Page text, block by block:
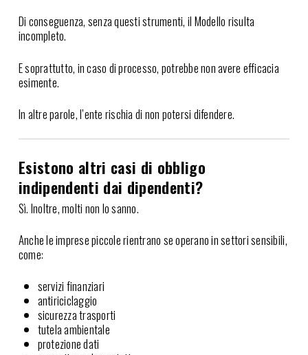
Di conseguenza, senza questi strumenti, il Modello risulta
incompleto.
E soprattutto, in caso di processo, potrebbe non avere efficacia
esimente.
In altre parole, l’ente rischia di non potersi difendere.
Esistono altri casi di obbligo
indipendenti dai dipendenti?
Sì. Inoltre, molti non lo sanno.
Anche le imprese piccole rientrano se operano in settori sensibili,
come:
servizi finanziari
antiriciclaggio
sicurezza trasporti
tutela ambientale
protezione dati